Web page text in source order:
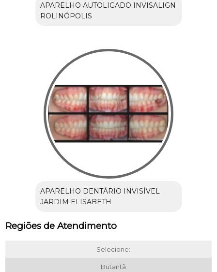
APARELHO AUTOLIGADO INVISALIGN
ROLINÓPOLIS
APARELHO DENTÁRIO INVISÍVEL
JARDIM ELISABETH
Regiões de Atendimento
Selecione:
Butantã